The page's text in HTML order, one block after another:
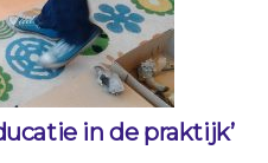
in de praktijk’